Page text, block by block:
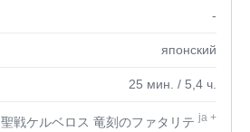
-
японский
25 мин. / 5,4 ч.
聖戦ケルベロス 竜刻のファタリテja +